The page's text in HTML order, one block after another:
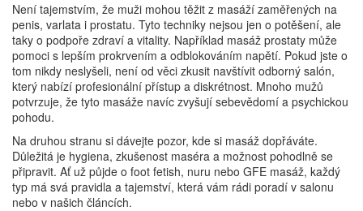
Není tajemstvím, že muži mohou těžit z masáží zaměřených na
penis, varlata i prostatu. Tyto techniky nejsou jen o potěšení, ale
taky o podpoře zdraví a vitality. Například masáž prostaty může
pomoci s lepším prokrvením a odblokováním napětí. Pokud jste o
tom nikdy neslyšeli, není od věci zkusit navštívit odborný salón,
který nabízí profesionální přístup a diskrétnost. Mnoho mužů
potvrzuje, že tyto masáže navíc zvyšují sebevědomí a psychickou
pohodu.
Na druhou stranu si dávejte pozor, kde si masáž dopřáváte.
Důležitá je hygiena, zkušenost maséra a možnost pohodlně se
připravit. Ať už půjde o foot fetish, nuru nebo GFE masáž, každý
typ má svá pravidla a tajemství, která vám rádi poradí v salonu
nebo v našich článcích.